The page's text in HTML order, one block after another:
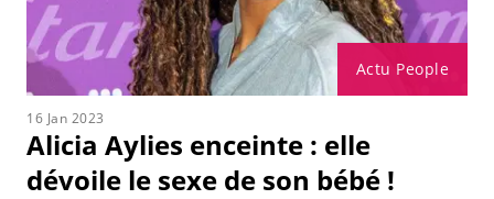
Actu People
16 Jan 2023
Alicia Aylies enceinte : elle
dévoile le sexe de son bébé !